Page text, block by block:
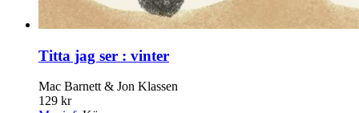
Titta jag ser : vinter
Mac Barnett & Jon Klassen
129 kr